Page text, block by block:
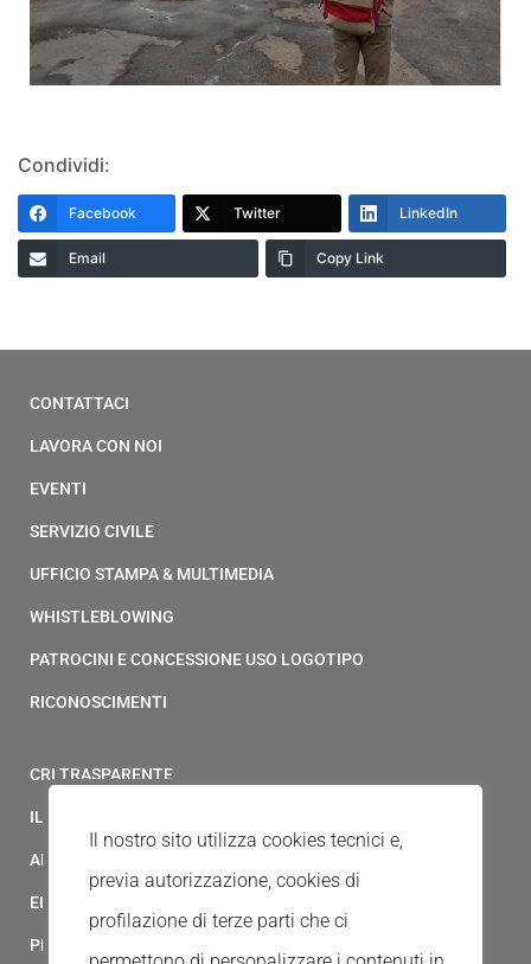
Condividi:
Facebook Twitter LinkedIn
Email Copy Link
CONTATTACI
LAVORA CON NOI
EVENTI
SERVIZIO CIVILE
UFFICIO STAMPA & MULTIMEDIA
WHISTLEBLOWING
PATROCINI E CONCESSIONE USO LOGOTIPO
RICONOSCIMENTI
CRI TRASPARENTE
IL MODELLO 231 DELLA CROCE ROSSA ITALIANA
ALBO FORNITORI
ELENCO AVVOCATI
PRIVACY
Il nostro sito utilizza cookies tecnici e,
previa autorizzazione, cookies di
profilazione di terze parti che ci